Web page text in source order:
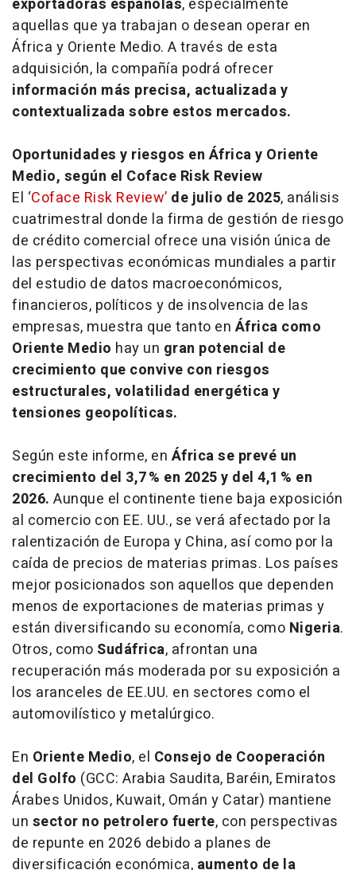
exportadoras españolas, especialmente
aquellas que ya trabajan o desean operar en
África y Oriente Medio. A través de esta
adquisición, la compañía podrá ofrecer
información más precisa, actualizada y
contextualizada sobre estos mercados.
Oportunidades y riesgos en África y Oriente
Medio, según el Coface Risk Review
El ‘Coface Risk Review’ de julio de 2025, análisis
cuatrimestral donde la firma de gestión de riesgo
de crédito comercial ofrece una visión única de
las perspectivas económicas mundiales a partir
del estudio de datos macroeconómicos,
financieros, políticos y de insolvencia de las
empresas, muestra que tanto en África como
Oriente Medio hay un gran potencial de
crecimiento que convive con riesgos
estructurales, volatilidad energética y
tensiones geopolíticas.
Según este informe, en África se prevé un
crecimiento del 3,7 % en 2025 y del 4,1 % en
2026. Aunque el continente tiene baja exposición
al comercio con EE. UU., se verá afectado por la
ralentización de Europa y China, así como por la
caída de precios de materias primas. Los países
mejor posicionados son aquellos que dependen
menos de exportaciones de materias primas y
están diversificando su economía, como Nigeria.
Otros, como Sudáfrica, afrontan una
recuperación más moderada por su exposición a
los aranceles de EE.UU. en sectores como el
automovilístico y metalúrgico.
En Oriente Medio, el Consejo de Cooperación
del Golfo (GCC: Arabia Saudita, Baréin, Emiratos
Árabes Unidos, Kuwait, Omán y Catar) mantiene
un sector no petrolero fuerte, con perspectivas
de repunte en 2026 debido a planes de
diversificación económica, aumento de la